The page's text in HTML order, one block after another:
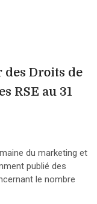
des Droits de
RSE au 31
du marketing et
publié des
le nombre